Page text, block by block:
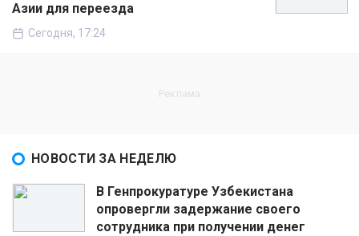
Азии для переезда
Сегодня, 17:24
НОВОСТИ ЗА НЕДЕЛЮ
В Генпрокуратуре Узбекистана
опровергли задержание своего
сотрудника при получении денег